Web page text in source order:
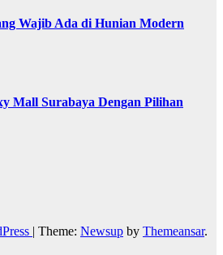
Wajib Ada di Hunian Modern
Mall Surabaya Dengan Pilihan
| Theme: Newsup by Themeansar.